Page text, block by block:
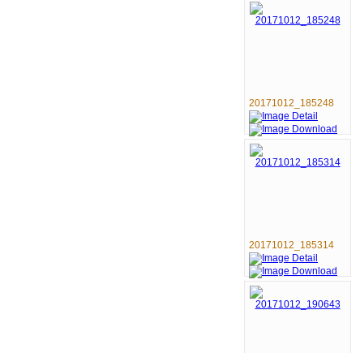
20171012_185248
20171012_185314